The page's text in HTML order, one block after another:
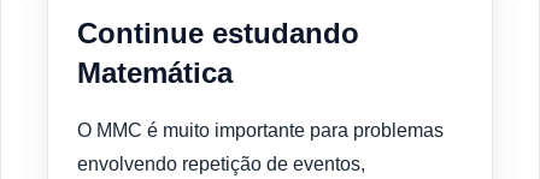
Continue estudando
Matemática
O MMC é muito importante para problemas
envolvendo repetição de eventos,